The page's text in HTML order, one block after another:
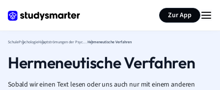
Zur App
SchulePsychologie Hauptströmungen der PsychologieHermeneutische Verfahren
Hermeneutische Verfahren
Sobald wir einen Text lesen oder uns auch nur mit einem anderen
Seite zusammenfassen